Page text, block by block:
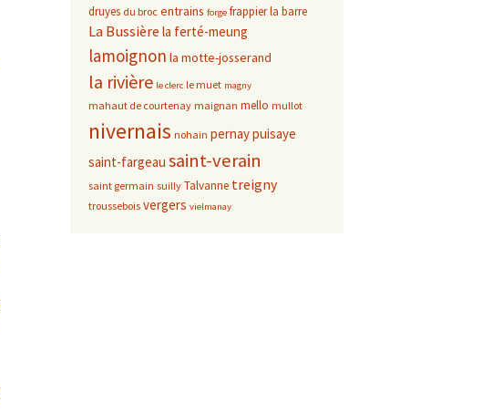
druyes du broc entrains forge frappierla barre
La Bussière la ferté-meung
lamoignon la motte-josserand
la rivière le clerc le muet magny
mahaut de courtenay maignan mello mullot
nivernais nohain pernaypuisaye
saint-fargeau saint-verain
saint germain suilly Talvanne treigny
troussebois vergers vielmanay